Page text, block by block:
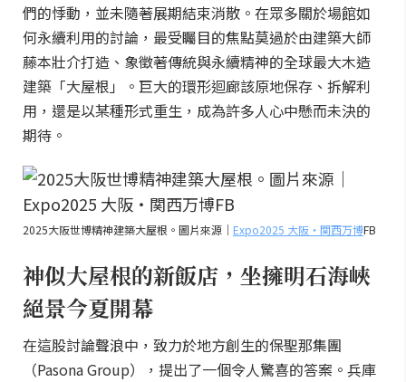
們的悸動，並未隨著展期結束消散。在眾多關於場館如
何永續利用的討論，最受矚目的焦點莫過於由建築大師
藤本壯介打造、象徵著傳統與永續精神的全球最大木造
建築「大屋根」。巨大的環形迴廊該原地保存、拆解利
用，還是以某種形式重生，成為許多人心中懸而未決的
期待。
2025大阪世博精神建築大屋根。圖片來源｜ Expo2025 大阪・関西万博FB
神似大屋根的新飯店，坐擁明石海峽
絕景今夏開幕
在這股討論聲浪中，致力於地方創生的保聖那集團
（Pasona Group），提出了一個令人驚喜的答案。兵庫